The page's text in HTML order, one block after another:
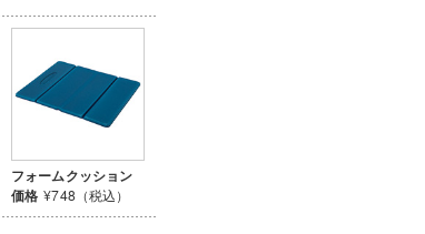
フォームクッション
価格 ¥748（税込）